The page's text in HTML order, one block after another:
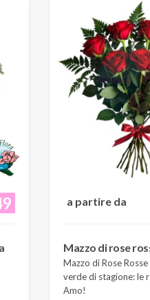
a partire da
Mazzo di rose
Mazzo di Rose
verde di stagione: le
Amo!